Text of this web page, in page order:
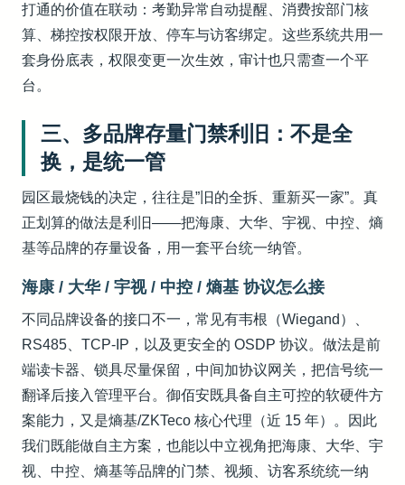
打通的价值在联动：考勤异常自动提醒、消费按部门核
算、梯控按权限开放、停车与访客绑定。这些系统共用一
套身份底表，权限变更一次生效，审计也只需查一个平
台。
三、多品牌存量门禁利旧：不是全
换，是统一管
园区最烧钱的决定，往往是”旧的全拆、重新买一家”。真
正划算的做法是利旧——把海康、大华、宇视、中控、熵
基等品牌的存量设备，用一套平台统一纳管。
海康 / 大华 / 宇视 / 中控 / 熵基 协议怎么接
不同品牌设备的接口不一，常见有韦根（Wiegand）、
RS485、TCP-IP，以及更安全的 OSDP 协议。做法是前
端读卡器、锁具尽量保留，中间加协议网关，把信号统一
翻译后接入管理平台。御佰安既具备自主可控的软硬件方
案能力，又是熵基/ZKTeco 核心代理（近 15 年）。因此
我们既能做自主方案，也能以中立视角把海康、大华、宇
视、中控、熵基等品牌的门禁、视频、访客系统统一纳